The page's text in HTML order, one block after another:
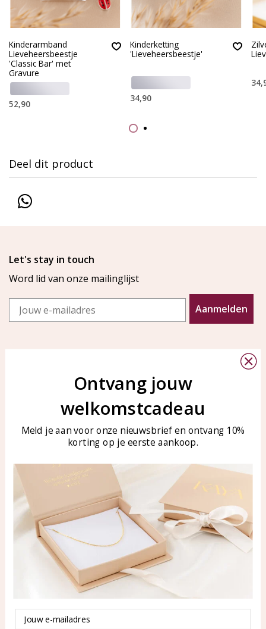
Kinderarmband
Lieveheersbeestje
'Classic Bar' met
Gravure
52,90
Kinderketting
'Lieveheersbeestje'
34,90
Deel dit product
Let's stay in touch
Word lid van onze mailinglijst
Email
Aanmelden
Klantenservice
Veelgestelde vragen
Sieraden onderhouden
Blog
KAYA Sieraden
Bellen of WhatsApp Ma-Vr
tussen 09:00-17:00
WhatsApp: 0850003187
klantenservice@kayasierade
Producten
Alle producten
Nieuwe producten
KAYA Sieraden
Over ons
Samenwerken?
Tips en Advies
Ontvang jouw
welkomstcadeau
Meld je aan voor onze nieuwsbrief en ontvang 10%
korting op je eerste aankoop.
Email